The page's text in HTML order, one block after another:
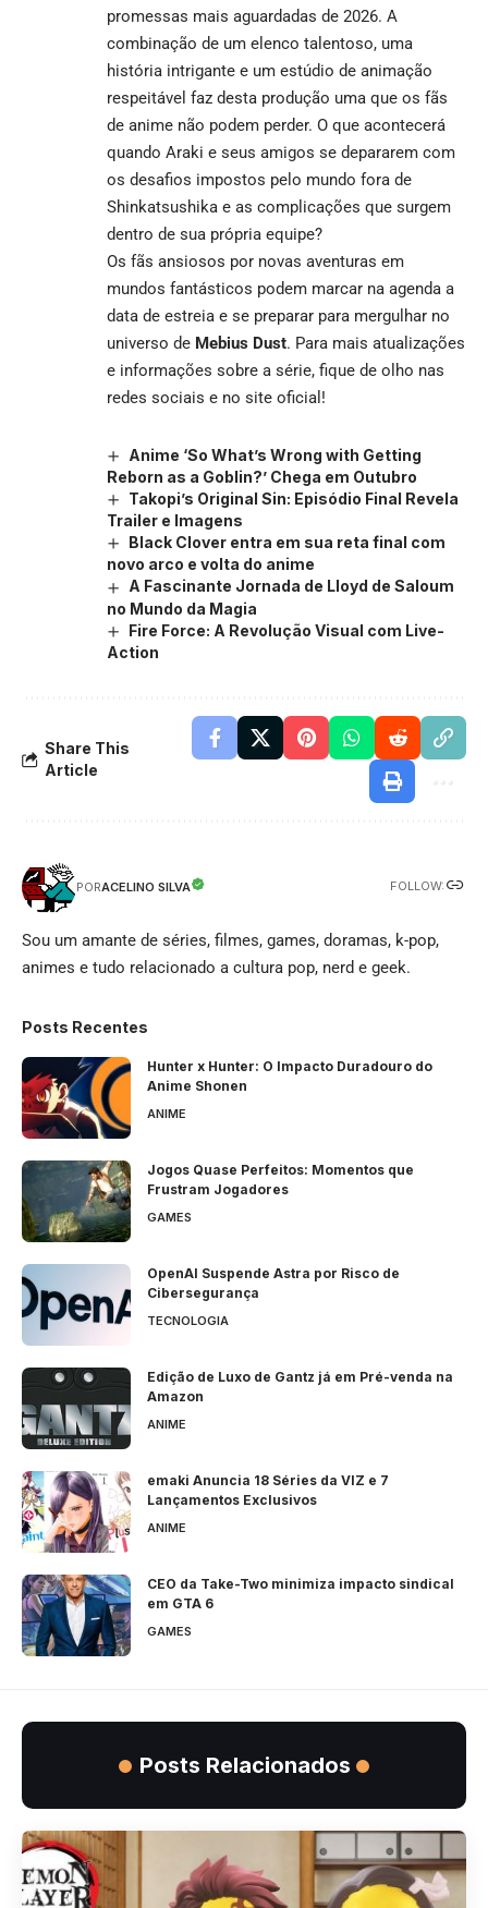
promessas mais aguardadas de 2026. A
combinação de um elenco talentoso, uma
história intrigante e um estúdio de animação
respeitável faz desta produção uma que os fãs
de anime não podem perder. O que acontecerá
quando Araki e seus amigos se depararem com
os desafios impostos pelo mundo fora de
Shinkatsushika e as complicações que surgem
dentro de sua própria equipe?
Os fãs ansiosos por novas aventuras em
mundos fantásticos podem marcar na agenda a
data de estreia e se preparar para mergulhar no
universo de Mebius Dust. Para mais atualizações
e informações sobre a série, fique de olho nas
redes sociais e no site oficial!
Anime ‘So What’s Wrong with Getting
Reborn as a Goblin?’ Chega em Outubro
Takopi’s Original Sin: Episódio Final Revela
Trailer e Imagens
Black Clover entra em sua reta final com
novo arco e volta do anime
A Fascinante Jornada de Lloyd de Saloum
no Mundo da Magia
Fire Force: A Revolução Visual com Live-
Action
Share This
Article
PORACELINO SILVA FOLLOW:
Sou um amante de séries, filmes, games, doramas, k-pop,
animes e tudo relacionado a cultura pop, nerd e geek.
Posts Recentes
Hunter x Hunter: O Impacto Duradouro do
Anime Shonen
ANIME
Jogos Quase Perfeitos: Momentos que
Frustram Jogadores
GAMES
OpenAI Suspende Astra por Risco de
Cibersegurança
TECNOLOGIA
Edição de Luxo de Gantz já em Pré-venda na
Amazon
ANIME
emaki Anuncia 18 Séries da VIZ e 7
Lançamentos Exclusivos
ANIME
CEO da Take-Two minimiza impacto sindical
em GTA 6
GAMES
Posts Relacionados